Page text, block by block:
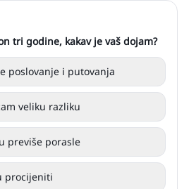
tri godine, kakav je vaš dojam?
poslovanje i putovanja
veliku razliku
previše porasle
procijeniti